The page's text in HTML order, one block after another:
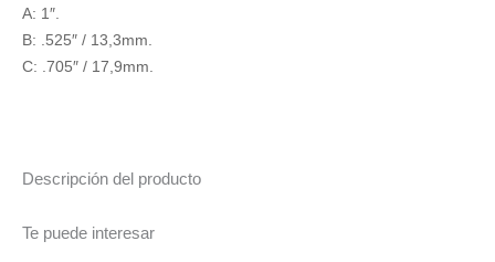
A: 1″.
B: .525″ / 13,3mm.
C: .705″ / 17,9mm.
Descripción del producto
Te puede interesar